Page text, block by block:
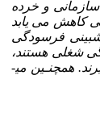
و خرده
کاهش می­ یابد
فرسودگی
شغلی هستند،
همچنـین می­